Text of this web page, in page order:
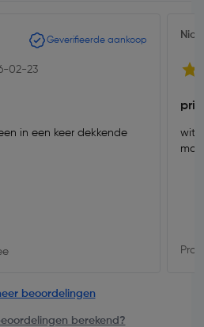
Geverifieerde aankoop
02-23
in een keer dekkende
beoordelingen
berekend?